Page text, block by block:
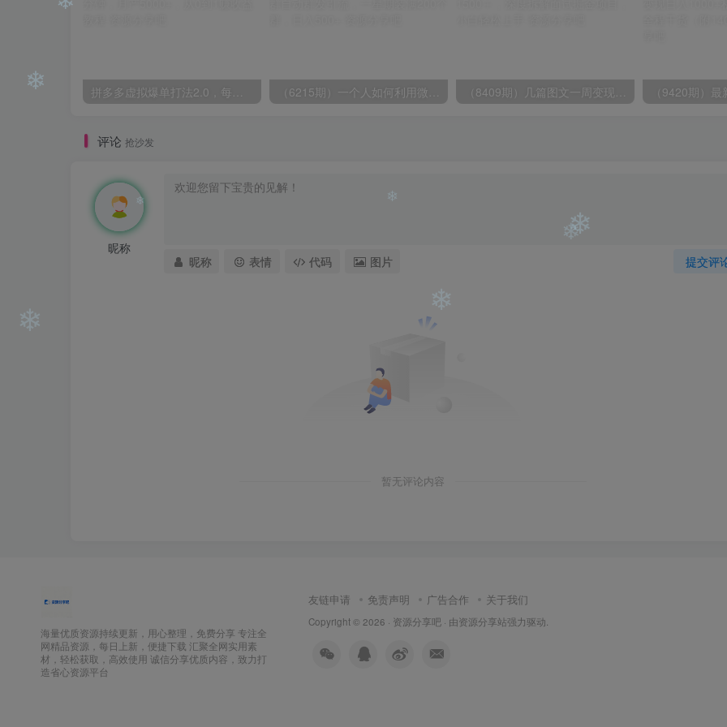
评论 抢沙发
昵称
提交评
昵称 表情 代码 图片
暂无评论内容
海量优质资源持续更新，用心整理，免费分享 专注全
网精品资源，每日上新，便捷下载 汇聚全网实用素
材，轻松获取，高效使用 诚信分享优质内容，致力打
造省心资源平台
友链申请 免责声明 广告合作 关于我们
Copyright © 2026 · 资源分享吧 · 由资源分享站强力驱动.
❄